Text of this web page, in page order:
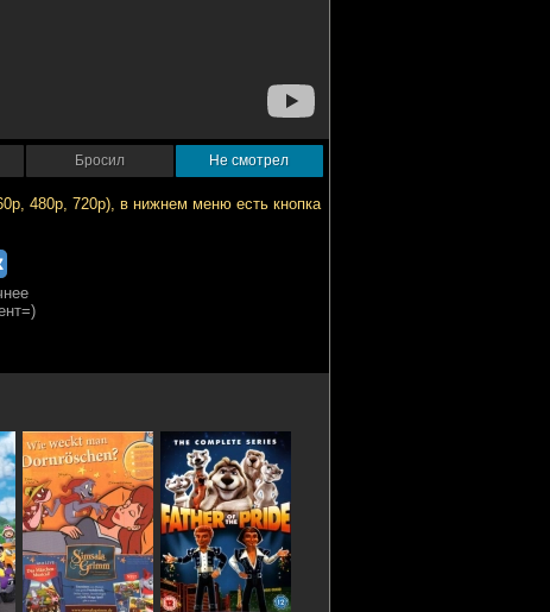
Бросил Не смотрел